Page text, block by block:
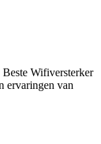
Wifiversterker
ervaringen van